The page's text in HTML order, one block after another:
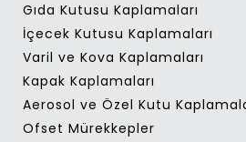
Gıda Kutusu Kaplamaları
İçecek Kutusu Kaplamaları
Varil ve Kova Kaplamaları
Kapak Kaplamaları
Aerosol ve Özel Kutu
Ofset Mürekkepler